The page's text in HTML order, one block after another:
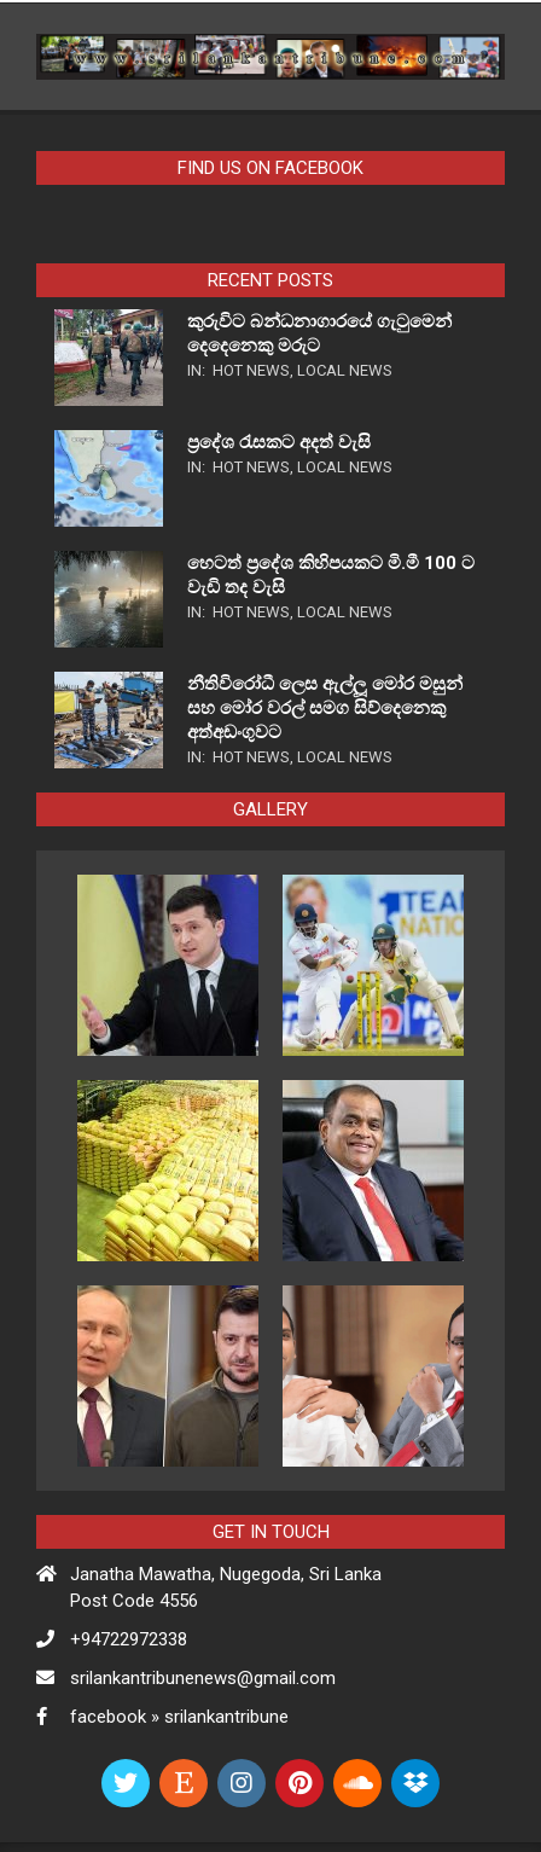
FIND US ON FACEBOOK
RECENT POSTS
කුරුවිට බන්ධනාගාරයේ ගැටුමෙන්
දෙදෙනෙකු මරුට
IN: HOT NEWS, LOCAL NEWS
ප්‍රදේශ රැසකට අදත් වැසි
IN: HOT NEWS, LOCAL NEWS
හෙටත් ප්‍රදේශ කිහිපයකට මි.මී 100 ට
වැඩි තද වැසි
IN: HOT NEWS, LOCAL NEWS
නීතිවිරෝධී ලෙස ඇල්ලූ මෝර මසුන්
සහ මෝර වරල් සමග සිව්දෙනෙකු
අත්අඩංගුවට
IN: HOT NEWS, LOCAL NEWS
GALLERY
GET IN TOUCH
Janatha Mawatha, Nugegoda, Sri Lanka
Post Code 4556
+94722972338
srilankantribunenews@gmail.com
facebook » srilankantribune